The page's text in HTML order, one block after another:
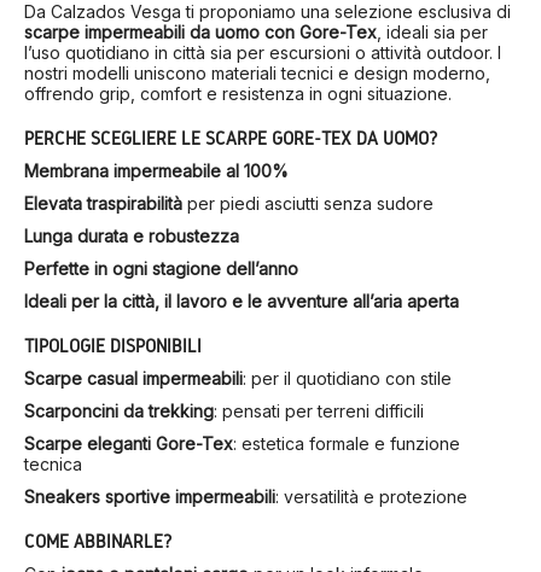
Da Calzados Vesga ti proponiamo una selezione esclusiva di
scarpe impermeabili da uomo con Gore-Tex, ideali sia per
l’uso quotidiano in città sia per escursioni o attività outdoor. I
nostri modelli uniscono materiali tecnici e design moderno,
offrendo grip, comfort e resistenza in ogni situazione.
PERCHÉ SCEGLIERE LE SCARPE GORE-TEX DA UOMO?
Membrana impermeabile al 100%
Elevata traspirabilità per piedi asciutti senza sudore
Lunga durata e robustezza
Perfette in ogni stagione dell’anno
Ideali per la città, il lavoro e le avventure all’aria aperta
TIPOLOGIE DISPONIBILI
Scarpe casual impermeabili: per il quotidiano con stile
Scarponcini da trekking: pensati per terreni difficili
Scarpe eleganti Gore-Tex: estetica formale e funzione
tecnica
Sneakers sportive impermeabili: versatilità e protezione
COME ABBINARLE?